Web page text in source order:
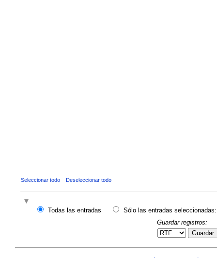
Seleccionar todo Deseleccionar todo
Todas las entradas
Sólo las entradas seleccionadas:
Guardar registros:
Guardar